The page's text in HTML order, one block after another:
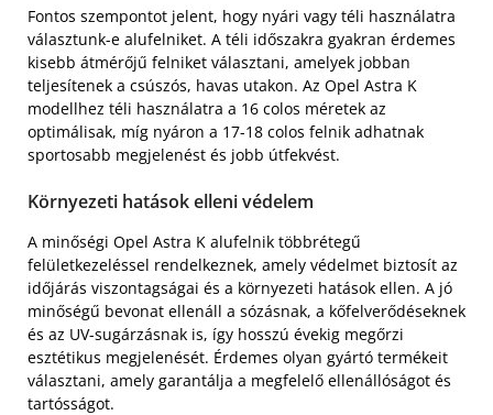
Fontos szempontot jelent, hogy nyári vagy téli használatra
választunk-e alufelniket. A téli időszakra gyakran érdemes
kisebb átmérőjű felniket választani, amelyek jobban
teljesítenek a csúszós, havas utakon. Az Opel Astra K
modellhez téli használatra a 16 colos méretek az
optimálisak, míg nyáron a 17-18 colos felnik adhatnak
sportosabb megjelenést és jobb útfekvést.
Környezeti hatások elleni védelem
A minőségi Opel Astra K alufelnik többrétegű
felületkezeléssel rendelkeznek, amely védelmet biztosít az
időjárás viszontagságai és a környezeti hatások ellen. A jó
minőségű bevonat ellenáll a sózásnak, a kőfelverődéseknek
és az UV-sugárzásnak is, így hosszú évekig megőrzi
esztétikus megjelenését. Érdemes olyan gyártó termékeit
választani, amely garantálja a megfelelő ellenállóságot és
tartósságot.